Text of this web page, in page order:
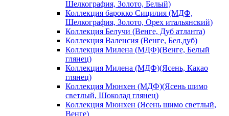
Шелкография, Золото, Белый)
Коллекция барокко Сицилия (МДФ,
Шелкография, Золото, Орех итальянский)
Коллекция Белучи (Венге, Дуб атланта)
Коллекция Валенсия (Венге, Бел.дуб)
Коллекция Милена (МДФ)(Венге, Белый
глянец)
Коллекция Милена (МДФ)(Ясень, Какао
глянец)
Коллекция Мюнхен (МДФ)(Ясень шимо
светлый, Шоколад глянец)
Коллекция Мюнхен (Ясень шимо светлый,
Венге)